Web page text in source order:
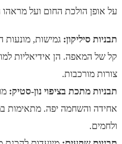
על אופן הולכת החום ועל
תבניות סיליקון:
קל של המאפה. הן אידיאליות
צורות מורכבות.
תבניות מתכת בציפוי נון-סטיק:
אחידה והשחמה יפה. מתאימות
ולחמים.